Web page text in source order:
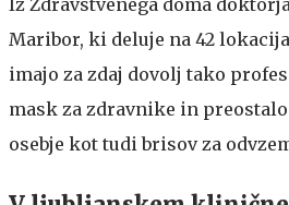
Maribor, ki deluje na 42
imajo za zdaj dovolj tako
mask za zdravnike in
osebje kot tudi brisov za